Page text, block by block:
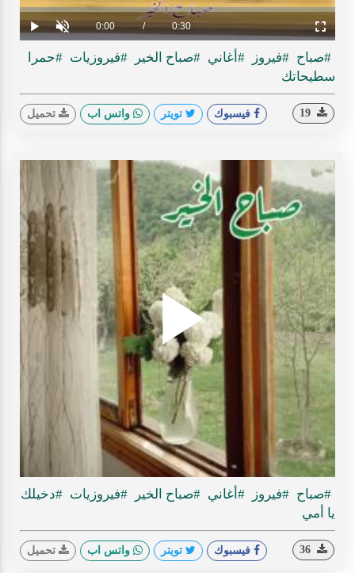
Play Unmute Current
Time
0:00 / Duration
0:30
Loaded:
0%
Progress:
0%
Fullscreen
#صباح #فيروز #أغاني #صباح الخير #فيروزيات #حمرا
سطيحاتك
فيسبوك تويتر واتس اب تحميل
Play
#صباح #فيروز #أغاني #صباح الخير #فيروزيات #دخيلك
يا أمي
فيسبوك تويتر واتس اب تحميل